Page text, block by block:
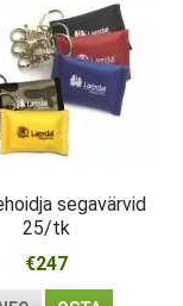
segavärvid
25/tk
€247